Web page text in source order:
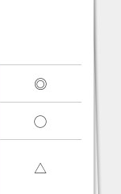
◎
◯
△